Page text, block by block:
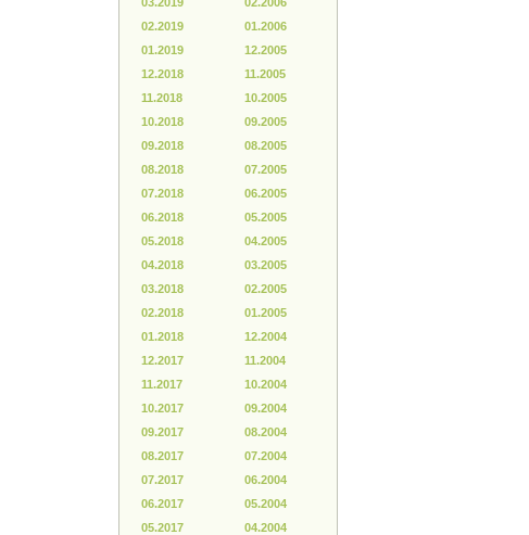
02.2019
01.2019
12.2018
11.2018
10.2018
09.2018
08.2018
07.2018
06.2018
05.2018
04.2018
03.2018
02.2018
01.2018
12.2017
11.2017
10.2017
09.2017
08.2017
07.2017
06.2017
05.2017
01.2006
12.2005
11.2005
10.2005
09.2005
08.2005
07.2005
06.2005
05.2005
04.2005
03.2005
02.2005
01.2005
12.2004
11.2004
10.2004
09.2004
08.2004
07.2004
06.2004
05.2004
04.2004